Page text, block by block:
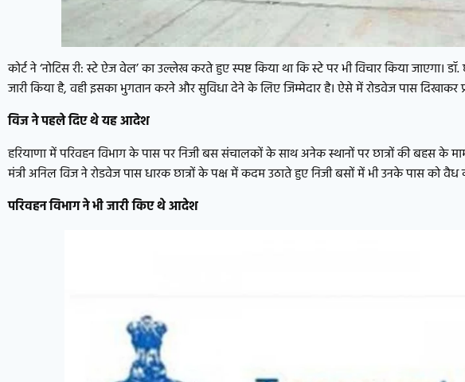
कोर्ट ने ‘नोटिस री: स्टे ऐज वेल’ का उल्लेख करते हुए स्पष्ट किया था कि स्टे पर भी विचार किया
जारी किया है, वही इसका भुगतान करने और सुविधा देने के लिए जिम्मेदार है। ऐसे में रोडवेज पास दिखाकर
विज ने पहले दिए थे यह आदेश
हरियाणा में परिवहन विभाग के पास पर निजी बस संचालकों के साथ अनेक स्थानों पर छात्रों की बहस
मंत्री अनिल विज ने रोडवेज पास धारक छात्रों के पक्ष में कदम उठाते हुए निजी बसों में भी उनके पास को
परिवहन विभाग ने भी जारी किए थे आदेश